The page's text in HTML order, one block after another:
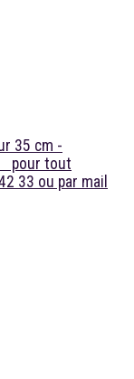
35 cm -
pour tout
33 ou par mail